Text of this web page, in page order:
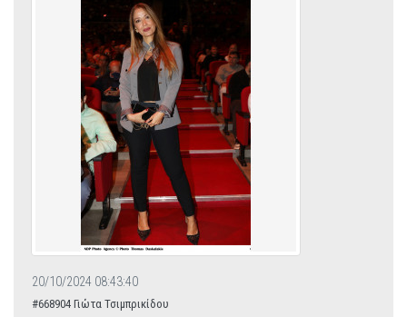
20/10/2024 08:43:40
#668904 Γιώτα Τσιμπρικίδου